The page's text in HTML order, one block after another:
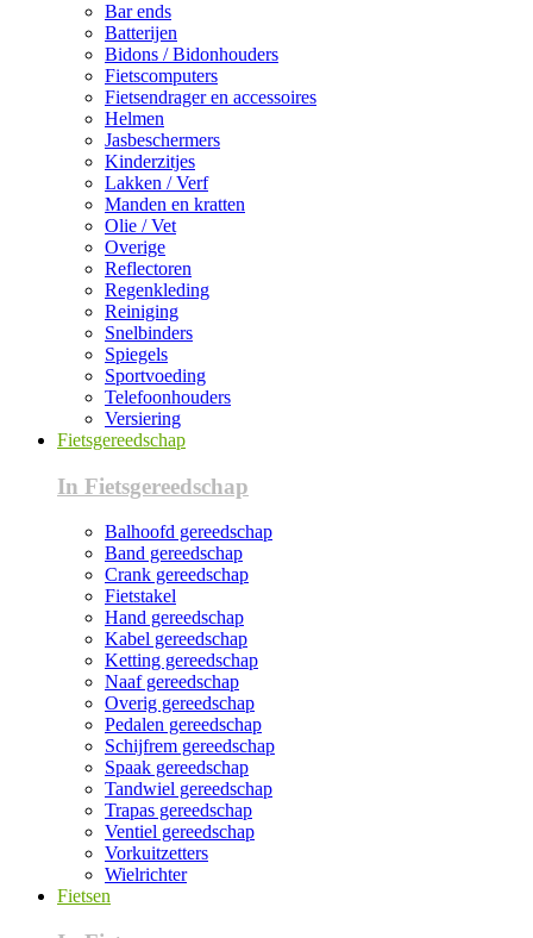
Bar ends
Batterijen
Bidons / Bidonhouders
Fietscomputers
Fietsendrager en accessoires
Helmen
Jasbeschermers
Kinderzitjes
Lakken / Verf
Manden en kratten
Olie / Vet
Overige
Reflectoren
Regenkleding
Reiniging
Snelbinders
Spiegels
Sportvoeding
Telefoonhouders
Versiering
Fietsgereedschap
In Fietsgereedschap
Balhoofd gereedschap
Band gereedschap
Crank gereedschap
Fietstakel
Hand gereedschap
Kabel gereedschap
Ketting gereedschap
Naaf gereedschap
Overig gereedschap
Pedalen gereedschap
Schijfrem gereedschap
Spaak gereedschap
Tandwiel gereedschap
Trapas gereedschap
Ventiel gereedschap
Vorkuitzetters
Wielrichter
Fietsen